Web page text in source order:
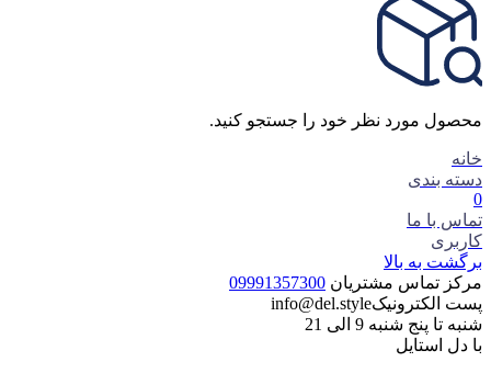
محصول مورد نظر خود را جستجو کنید.
خانه
دسته بندی
0
تماس با ما
کاربری
برگشت به بالا
مرکز تماس مشتریان 09991357300
پست الکترونیکinfo@del.style
شنبه تا پنج شنبه 9 الی 21
با دل استایل